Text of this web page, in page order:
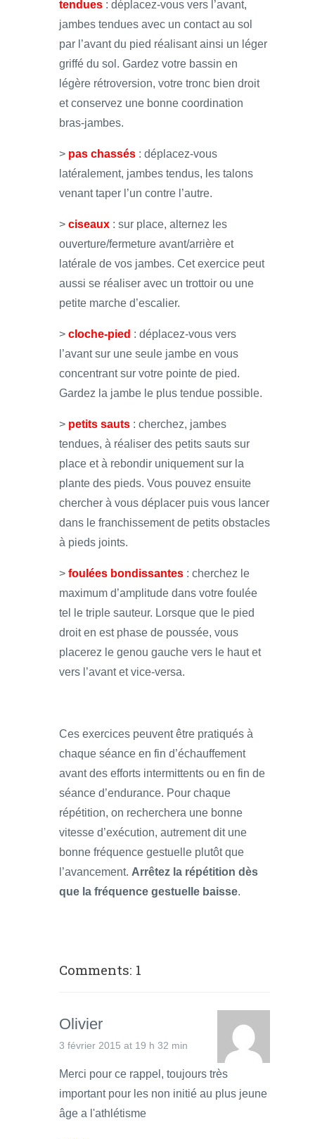
tendues : déplacez-vous vers l’avant,
jambes tendues avec un contact au sol
par l’avant du pied réalisant ainsi un léger
griffé du sol. Gardez votre bassin en
légère rétroversion, votre tronc bien droit
et conservez une bonne coordination
bras-jambes.
> pas chassés : déplacez-vous
latéralement, jambes tendus, les talons
venant taper l’un contre l’autre.
> ciseaux : sur place, alternez les
ouverture/fermeture avant/arrière et
latérale de vos jambes. Cet exercice peut
aussi se réaliser avec un trottoir ou une
petite marche d’escalier.
> cloche-pied : déplacez-vous vers
l’avant sur une seule jambe en vous
concentrant sur votre pointe de pied.
Gardez la jambe le plus tendue possible.
> petits sauts : cherchez, jambes
tendues, à réaliser des petits sauts sur
place et à rebondir uniquement sur la
plante des pieds. Vous pouvez ensuite
chercher à vous déplacer puis vous lancer
dans le franchissement de petits obstacles
à pieds joints.
> foulées bondissantes : cherchez le
maximum d’amplitude dans votre foulée
tel le triple sauteur. Lorsque que le pied
droit en est phase de poussée, vous
placerez le genou gauche vers le haut et
vers l’avant et vice-versa.
Ces exercices peuvent être pratiqués à
chaque séance en fin d’échauffement
avant des efforts intermittents ou en fin de
séance d’endurance. Pour chaque
répétition, on recherchera une bonne
vitesse d’exécution, autrement dit une
bonne fréquence gestuelle plutôt que
l’avancement. Arrêtez la répétition dès
que la fréquence gestuelle baisse.
Comments: 1
Olivier
3 février 2015 at 19 h 32 min
Merci pour ce rappel, toujours très
important pour les non initié au plus jeune
âge a l'athlétisme